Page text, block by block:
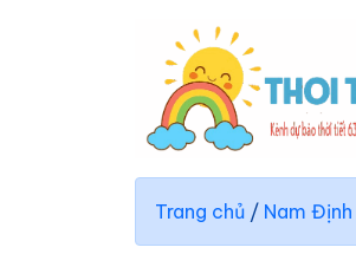
Trang chủ / Nam Định